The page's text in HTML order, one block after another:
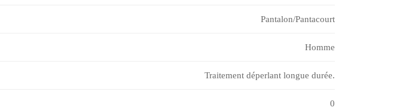
Pantalon/Pantacourt
Homme
Traitement déperlant longue durée.
0